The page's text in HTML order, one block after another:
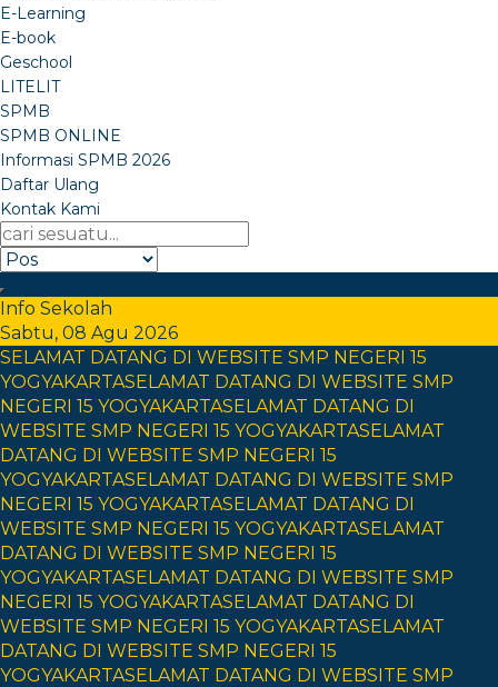
E-Learning
E-book
Geschool
LITELIT
SPMB
SPMB ONLINE
Informasi SPMB 2026
Daftar Ulang
Kontak Kami
Info Sekolah
Sabtu, 08 Agu 2026
SELAMAT DATANG DI WEBSITE SMP NEGERI 15
YOGYAKARTASELAMAT DATANG DI WEBSITE SMP
NEGERI 15 YOGYAKARTASELAMAT DATANG DI
WEBSITE SMP NEGERI 15 YOGYAKARTASELAMAT
DATANG DI WEBSITE SMP NEGERI 15
YOGYAKARTASELAMAT DATANG DI WEBSITE SMP
NEGERI 15 YOGYAKARTASELAMAT DATANG DI
WEBSITE SMP NEGERI 15 YOGYAKARTASELAMAT
DATANG DI WEBSITE SMP NEGERI 15
YOGYAKARTASELAMAT DATANG DI WEBSITE SMP
NEGERI 15 YOGYAKARTASELAMAT DATANG DI
WEBSITE SMP NEGERI 15 YOGYAKARTASELAMAT
DATANG DI WEBSITE SMP NEGERI 15
YOGYAKARTASELAMAT DATANG DI WEBSITE SMP